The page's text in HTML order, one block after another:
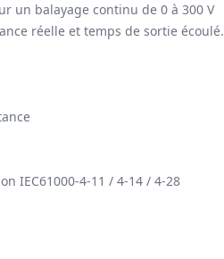
un balayage continu de 0 à 300 V
réelle et temps de sortie écoulé.
IEC61000-4-11 / 4-14 / 4-28